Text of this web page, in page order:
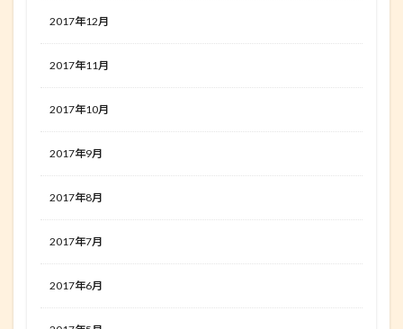
2017年12月
2017年11月
2017年10月
2017年9月
2017年8月
2017年7月
2017年6月